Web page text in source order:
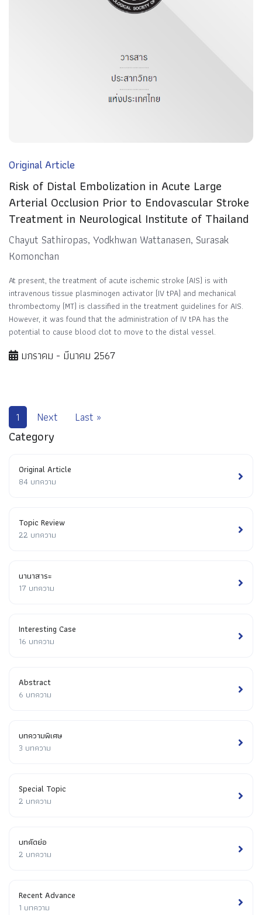
Original Article
Risk of Distal Embolization in Acute Large
Arterial Occlusion Prior to Endovascular Stroke
Treatment in Neurological Institute of Thailand
Chayut Sathiropas, Yodkhwan Wattanasen, Surasak
Komonchan
At present, the treatment of acute ischemic stroke (AIS) is with
intravenous tissue plasminogen activator (IV tPA) and mechanical
thrombectomy (MT) is classified in the treatment guidelines for AIS.
However, it was found that the administration of IV tPA has the
potential to cause blood clot to move to the distal vessel.
มกราคม - มีนาคม 2567
1 Next Last »
Category
Original Article
84 บทความ
Topic Review
22 บทความ
นานาสาระ
17 บทความ
Interesting Case
16 บทความ
Abstract
6 บทความ
บทความพิเศษ
3 บทความ
Special Topic
2 บทความ
บทคัดย่อ
2 บทความ
Recent Advance
1 บทความ